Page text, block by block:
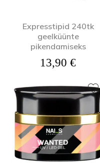
Expresstipid 240tk
geelküünte
pikendamiseks
13,90 €